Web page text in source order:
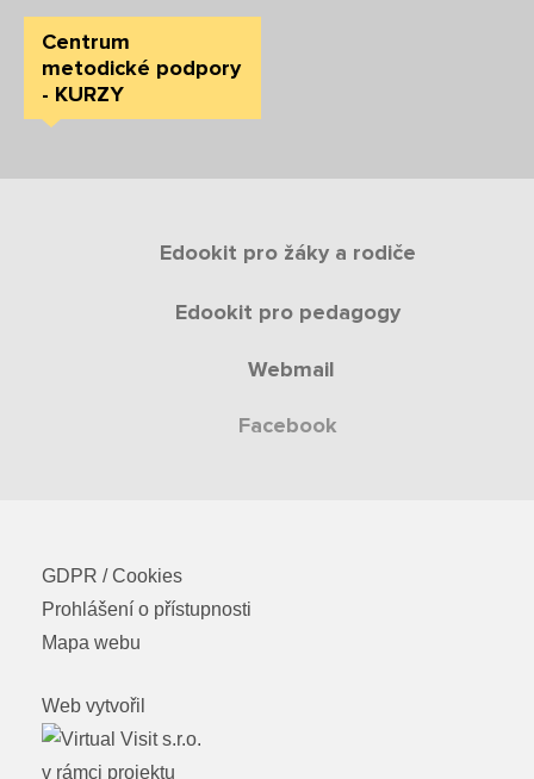
Centrum
metodické podpory
- KURZY
Edookit pro žáky a rodiče
Edookit pro pedagogy
Webmail
Facebook
GDPR / Cookies
Prohlášení o přístupnosti
Mapa webu
Web vytvořil
v rámci projektu